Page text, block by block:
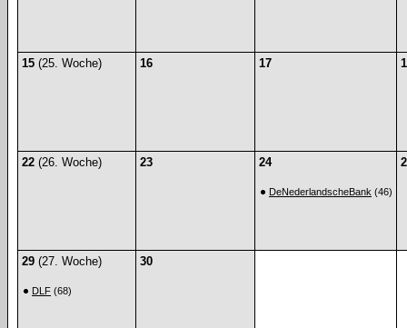
15 (25. Woche) 16 17
22 (26. Woche) 23 24
DeNederlandscheBank (46)
29 (27. Woche)
DLF (68)
30